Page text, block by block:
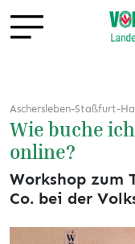
Aschersleben-Staßfurt-
Wie buche
online?
Workshop zum
Co. bei der